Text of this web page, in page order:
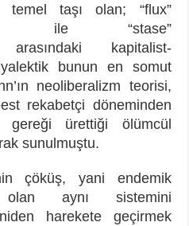
temel taşı olan; “flux”
ile “stase”
arasındaki kapitalist-
bunun en somut
neoliberalizm teorisi,
rekabetçi döneminden
gereği ürettiği ölümcül
sunulmuştu.
çöküş, yani endemik
olan aynı sistemini
harekete geçirmek